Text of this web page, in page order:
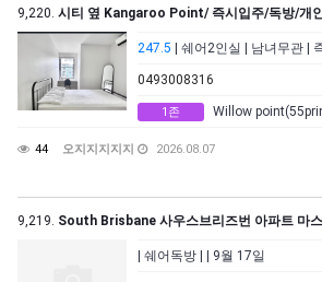
9,220. 시티 옆 Kangaroo Point/ 즉시입주/독방/개
247.5 | 쉐어2인실 | 남녀무관 |
0493008316
1존 Willow
44 오지지지지지 2026.08.07
9,219. South Brisbane 사우스브리즈번 아파트 마
| 쉐어독방 | | 9월 17일